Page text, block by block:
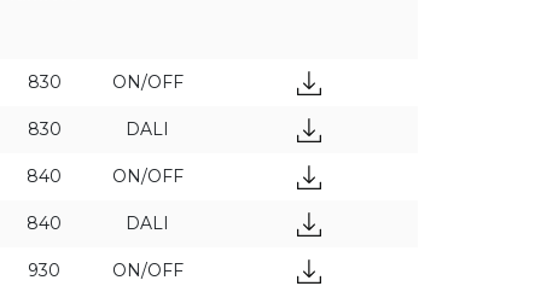
APPLIQUER DES FILTRES
830 ON/OFF
830 DALI
840 ON/OFF
840 DALI
930 ON/OFF